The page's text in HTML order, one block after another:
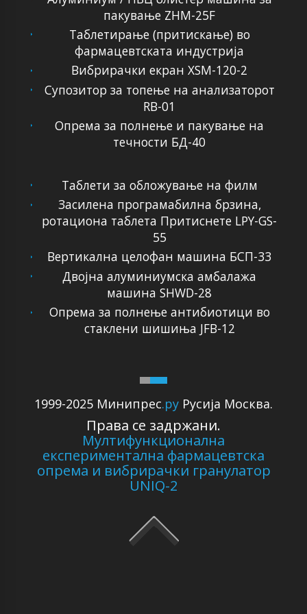
пакување ZHM-25F
Таблетирање (притискање) во
фармацевтската индустрија
Вибрирачки екран XSM-120-2
Супозитор за топење на анализаторот
RB-01
Опрема за полнење и пакување на
течности БД-40
1999-2025 Минипрес.ру Русија Москва.
Права се задржани.
Мултифункционална
експериментална фармацевтска
опрема и вибрирачки гранулатор
UNIQ-2
Таблети за обложување на филм
Засилена програмабилна брзина,
ротациона таблета Притиснете LPY-GS-
55
Вертикална целофан машина БСП-33
Двојна алуминиумска амбалажа
машина SHWD-28
Опрема за полнење антибиотици во
стаклени шишиња JFB-12